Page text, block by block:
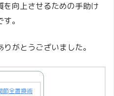
向上させるための手助け
。
がとうございました。
節全置換術